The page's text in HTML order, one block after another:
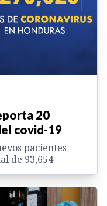
20
covid-19
pacientes
de 93,654